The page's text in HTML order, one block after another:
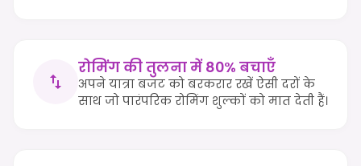
रोमिंग की तुलना में 80% बचाएँ
अपने यात्रा बजट को बरकरार रखें ऐसी दरों के
साथ जो पारंपरिक रोमिंग शुल्कों को मात देती हैं।